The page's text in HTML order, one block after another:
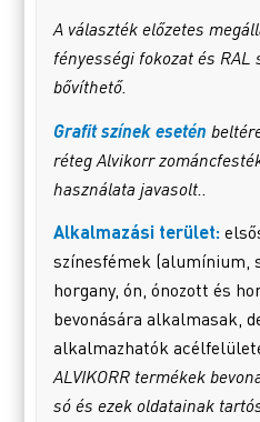
A választék előzetes
fényességi fokozat és RAL
bővíthető.
Grafit színek esetén
réteg Alvikorr
használata javasolt..
Alkalmazási terület:
színesfémek (alumínium,
horgany, ón, ónozott és
bevonására alkalmasak,
alkalmazhatók
ALVIKORR termékek
só és ezek oldatainak